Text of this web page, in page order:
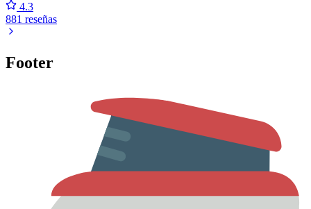
4.3
881 reseñas
Footer